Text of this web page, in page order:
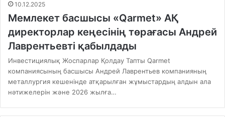
10.12.2025
Мемлекет басшысы «Qarmet» АҚ
директорлар кеңесінің төрағасы Андрей
Лаврентьевті қабылдады
Инвестициялық Жоспарлар Қолдау Тапты Qarmet
компаниясының басшысы Андрей Лаврентьев компанияның
металлургия кешенінде атқарылған жұмыстардың алдын ала
нәтижелерін және 2026 жылға…